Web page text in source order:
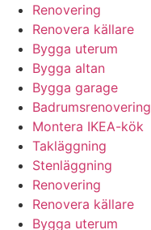
Renovering
Renovera källare
Bygga uterum
Bygga altan
Bygga garage
Badrumsrenovering
Montera IKEA-kök
Takläggning
Stenläggning
Renovering
Renovera källare
Bygga uterum